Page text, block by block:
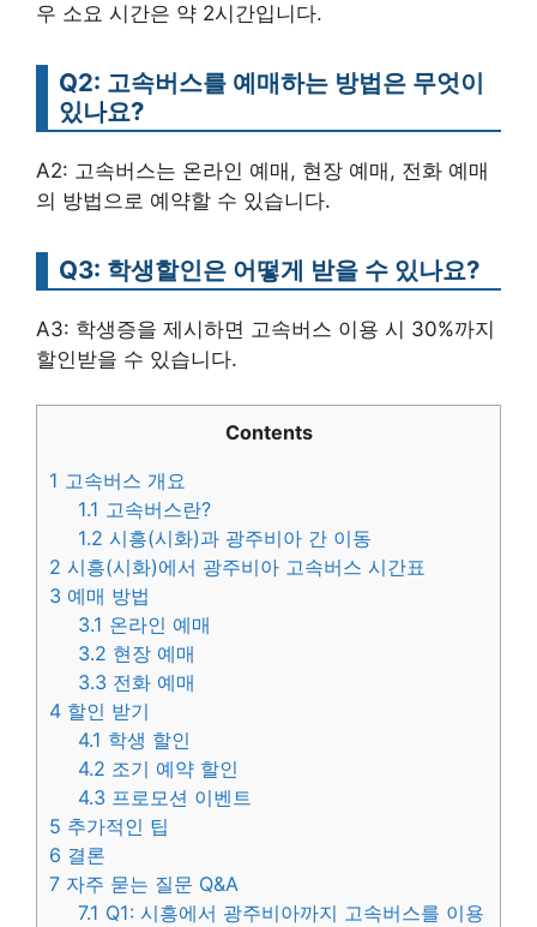
우 소요 시간은 약 2시간입니다.
Q2: 고속버스를 예매하는 방법은 무엇이
있나요?
A2: 고속버스는 온라인 예매, 현장 예매, 전화 예매
의 방법으로 예약할 수 있습니다.
Q3: 학생할인은 어떻게 받을 수 있나요?
A3: 학생증을 제시하면 고속버스 이용 시 30%까지
할인받을 수 있습니다.
Contents
1 고속버스 개요
1.1 고속버스란?
1.2 시흥(시화)과 광주비아 간 이동
2 시흥(시화)에서 광주비아 고속버스 시간표
3 예매 방법
3.1 온라인 예매
3.2 현장 예매
3.3 전화 예매
4 할인 받기
4.1 학생 할인
4.2 조기 예약 할인
4.3 프로모션 이벤트
5 추가적인 팁
6 결론
7 자주 묻는 질문 Q&A
7.1 Q1: 시흥에서 광주비아까지 고속버스를 이용